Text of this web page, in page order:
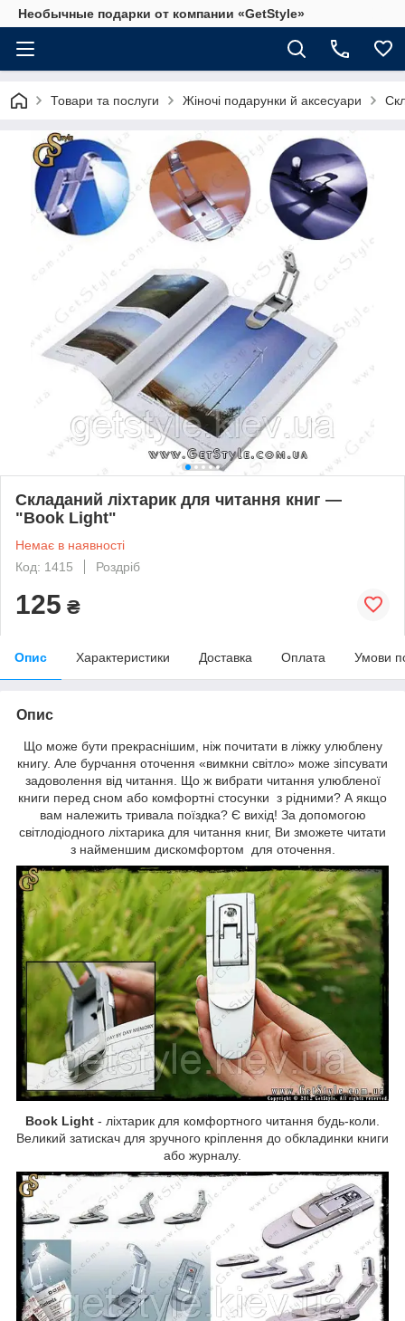
Необычные подарки от компании «GetStyle»
Товари та послуги Жіночі подарунки й аксесуари
Складаний ліхтарик для читання книг —
"Book Light"
Немає в наявності
Код: 1415
Роздріб
125 ₴
Опис Характеристики Доставка Оплата Умови
Опис
Що може бути прекраснішим, ніж почитати в ліжку улюблену
книгу. Але бурчання оточення «вимкни світло» може зіпсувати
задоволення від читання. Що ж вибрати читання улюбленої
книги перед сном або комфортні стосунки з рідними? А якщо
вам належить тривала поїздка? Є вихід! За допомогою
світлодіодного ліхтарика для читання книг, Ви зможете читати
з найменшим дискомфортом для оточення.
Book Light - ліхтарик для комфортного читання будь-коли.
Великий затискач для зручного кріплення до обкладинки книги
або журналу.